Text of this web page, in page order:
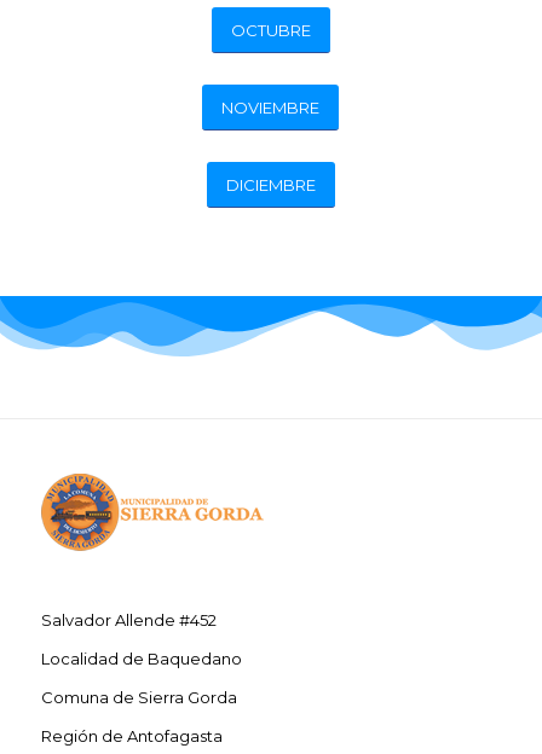
OCTUBRE
NOVIEMBRE
DICIEMBRE
Salvador Allende #452
Localidad de Baquedano
Comuna de Sierra Gorda
Región de Antofagasta